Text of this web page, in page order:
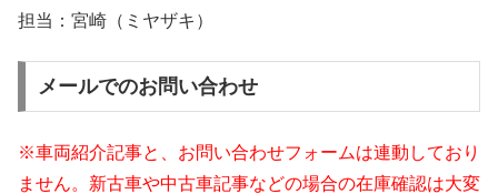
担当：宮崎（ミヤザキ）
メールでのお問い合わせ
※車両紹介記事と、お問い合わせフォームは連動しており
ません。新古車や中古車記事などの場合の在庫確認は大変